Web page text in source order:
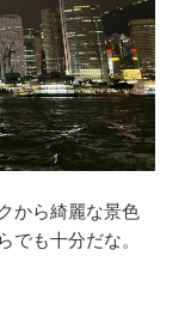
から綺麗な景色
も十分だな。